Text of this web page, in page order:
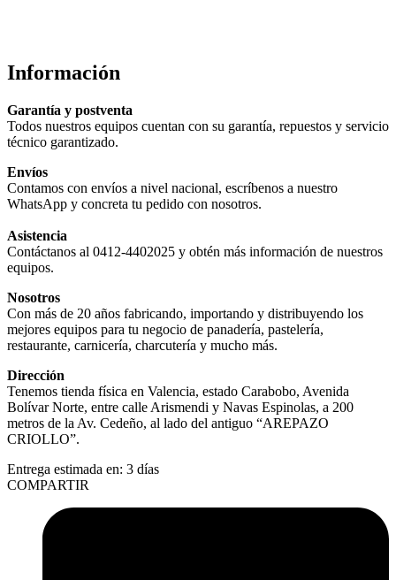
Información
Garantía y postventa
Todos nuestros equipos cuentan con su garantía, repuestos y servicio
técnico garantizado.
Envíos
Contamos con envíos a nivel nacional, escríbenos a nuestro
WhatsApp y concreta tu pedido con nosotros.
Asistencia
Contáctanos al 0412-4402025 y obtén más información de nuestros
equipos.
Nosotros
Con más de 20 años fabricando, importando y distribuyendo los
mejores equipos para tu negocio de panadería, pastelería,
restaurante, carnicería, charcutería y mucho más.
Dirección
Tenemos tienda física en Valencia, estado Carabobo, Avenida
Bolívar Norte, entre calle Arismendi y Navas Espinolas, a 200
metros de la Av. Cedeño, al lado del antiguo “AREPAZO
CRIOLLO”.
Entrega estimada en: 3 días
COMPARTIR